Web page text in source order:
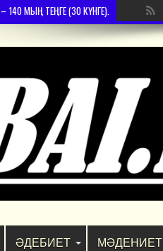
МЫҢ ТЕҢГЕ (30 КҮНГЕ).
ӘДЕБИЕТ МӘДЕНИЕТ